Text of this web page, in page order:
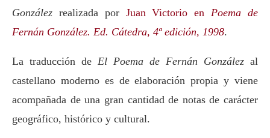
González realizada por Juan Victorio enPoema de
Fernán González. Ed. Cátedra, 4ª edición, 1998.
La traducción de El Poema de Fernán González al
castellano moderno es de elaboración propia y viene
acompañada de una gran cantidad de notas de carácter
geográfico, histórico y cultural.